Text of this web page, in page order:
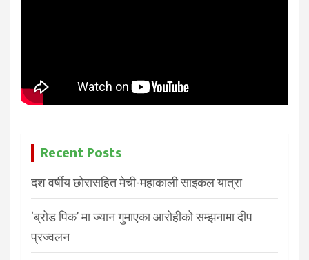
Recent Posts
दश वर्षीय छोरासहित मेची-महाकाली साइकल यात्रा
‘ब्रोड पिक’ मा ज्यान गुमाएका आरोहीको सम्झनामा दीप
प्रज्वलन